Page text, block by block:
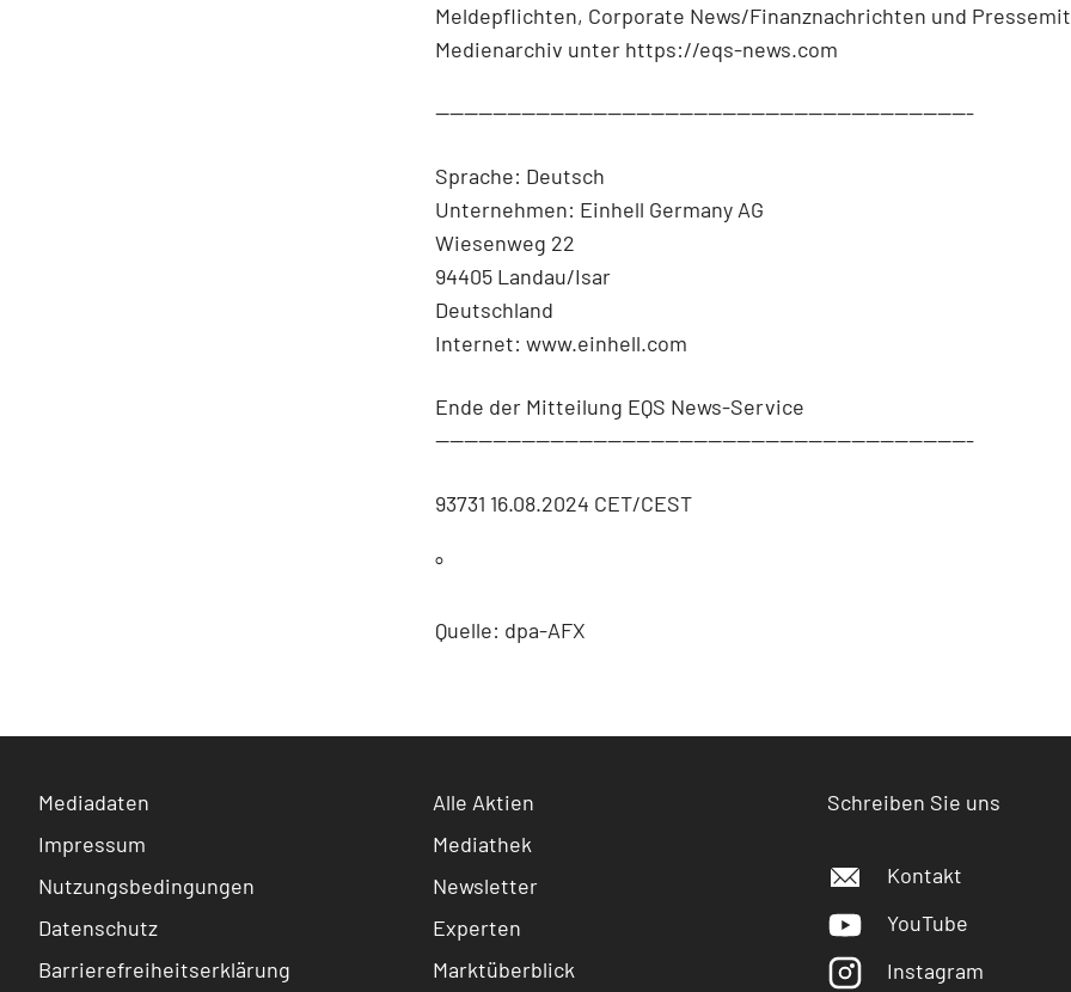
Meldepflichten, Corporate News/Finanznachrichten und
Medienarchiv unter https://eqs-news.com
---------------------------------------------------------------------------
Sprache: Deutsch
Unternehmen: Einhell Germany AG
Wiesenweg 22
94405 Landau/Isar
Deutschland
Internet: www.einhell.com
Ende der Mitteilung EQS News-Service
---------------------------------------------------------------------------
93731 16.08.2024 CET/CEST
°
Quelle: dpa-AFX
Mediadaten
Impressum
Nutzungsbedingungen
Datenschutz
Barrierefreiheitserklärung
Alle Aktien
Mediathek
Newsletter
Experten
Marktüberblick
Schreiben Sie uns
Kontakt
YouTube
Instagram